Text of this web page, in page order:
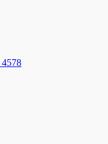
4578